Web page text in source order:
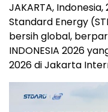
JAKARTA, Indonesia,
Standard Energy
bersih global,
INDONESIA 2026
2026 di Jakarta